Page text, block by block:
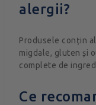
alergii?
Produsele conțin
migdale, gluten și
complete de
Ce